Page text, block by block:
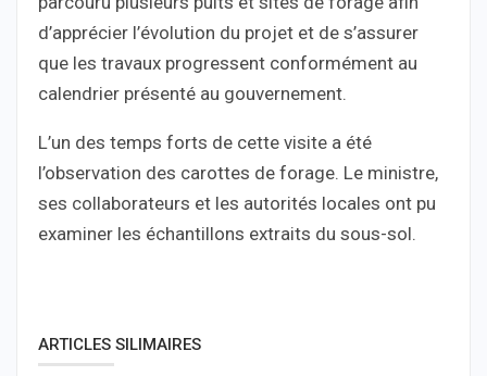
d’apprécier l’évolution du projet et de s’assurer
que les travaux progressent conformément au
calendrier présenté au gouvernement.
L’un des temps forts de cette visite a été
l’observation des carottes de forage. Le ministre,
ses collaborateurs et les autorités locales ont pu
examiner les échantillons extraits du sous-sol.
ARTICLES SILIMAIRES